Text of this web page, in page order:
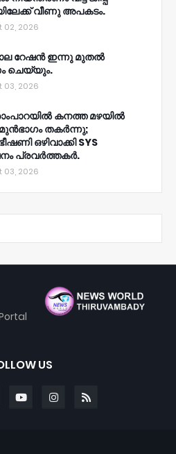
വീണു അപകടം.
02, 2026
റേഷൻ ഇന്നു മുതല്‍
ചെയ്യും.
03, 2026
കനത്ത മഴയിൽ
മുൻഭാഗം തകർന്നു;
ഒഴിവാക്കി SYS
പ്രവർത്തകർ.
03, 2026
US